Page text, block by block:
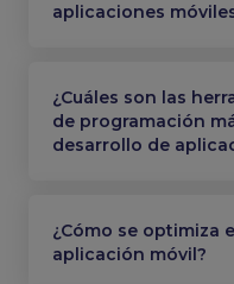
aplicaciones
¿Cuáles son las
de programación
desarrollo de
¿Cómo se optimiza
aplicación móvil?